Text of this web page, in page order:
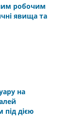
робочим
явища та
на
дією